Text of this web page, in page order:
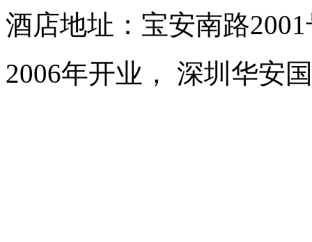
酒店地址：宝安南路
2006年开业， 深圳华